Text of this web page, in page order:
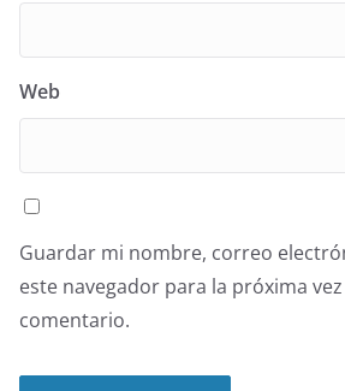
Web
Guardar mi nombre, correo
este navegador para la próxima
comentario.